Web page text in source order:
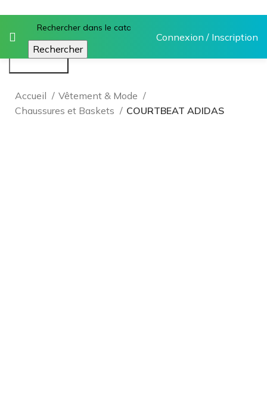
Rechercher
Connexion / Inscription
Accueil
Vêtement & Mode
Chaussures et Baskets
COURTBEAT ADIDAS